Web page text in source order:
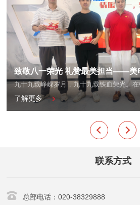
了解更多
联系方式
总部电话：020-38329888